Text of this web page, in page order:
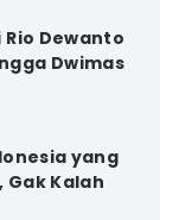
Rio Dewanto
Dwimas
yang
Gak Kalah